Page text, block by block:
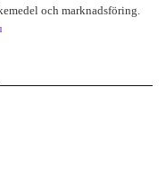
och marknadsföring.